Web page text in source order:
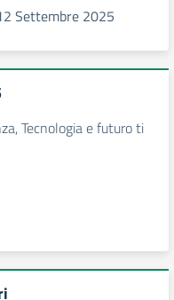
Settembre 2025
Tecnologia e futuro ti